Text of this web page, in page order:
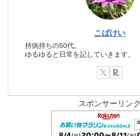
こばけい
持病持ちの50代。
ゆるゆると日常を記していきます。
スポンサーリンク